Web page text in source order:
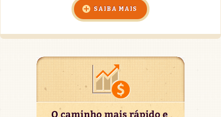
SAIBA MAIS